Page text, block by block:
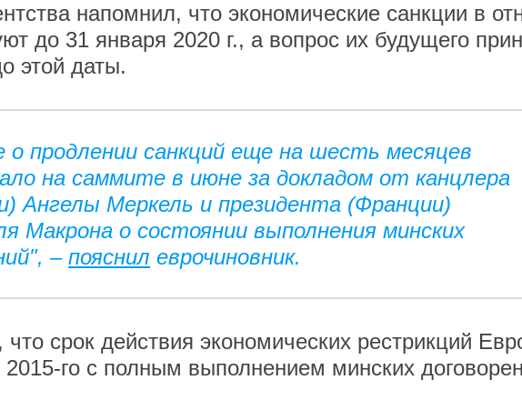
напомнил, что экономические санкции в
до 31 января 2020 г., а вопрос их будущего
этой даты.
о продлении санкций еще на шесть месяцев
на саммите в июне за докладом от канцлера
Ангелы Меркель и президента (Франции)
Макрона о состоянии выполнения минских
– пояснил еврочиновник.
срок действия экономических рестрикций
го с полным выполнением минских